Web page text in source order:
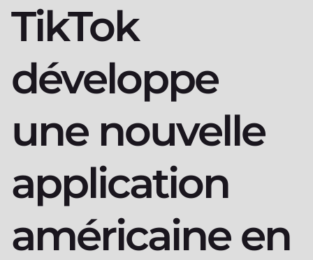
TikTok
développe
une nouvelle
application
américaine en